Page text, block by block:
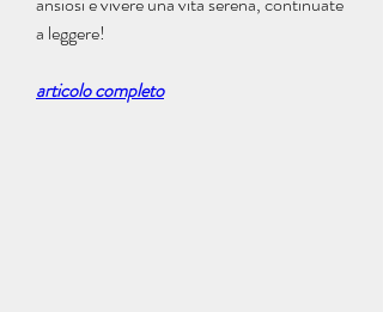
a leggere!
articolo completo